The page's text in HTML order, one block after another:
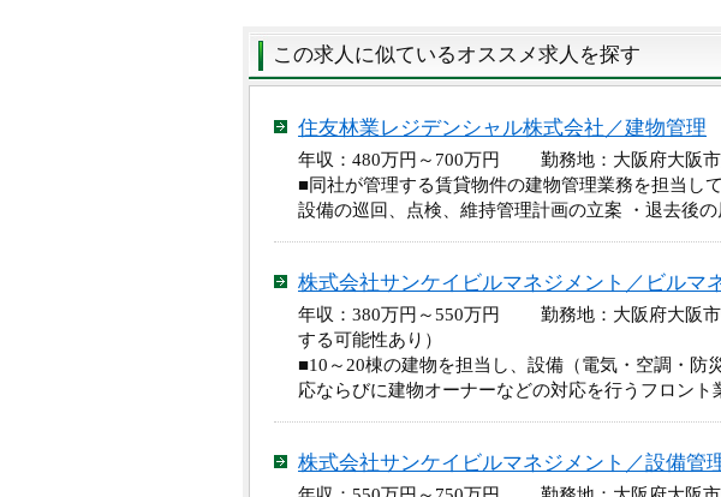
この求人に似ているオススメ求人を探す
住友林業レジデンシャル株式会社／建物管理
年収：480万円～700万円 勤務地：大阪府大阪市
■同社が管理する賃貸物件の建物管理業務を担当し
設備の巡回、点検、維持管理計画の立案 ・退去後
株式会社サンケイビルマネジメント／ビルマ
年収：380万円～550万円 勤務地：大阪府大阪市
する可能性あり）
■10～20棟の建物を担当し、設備（電気・空調・防
応ならびに建物オーナーなどの対応を行うフロン
株式会社サンケイビルマネジメント／設備管